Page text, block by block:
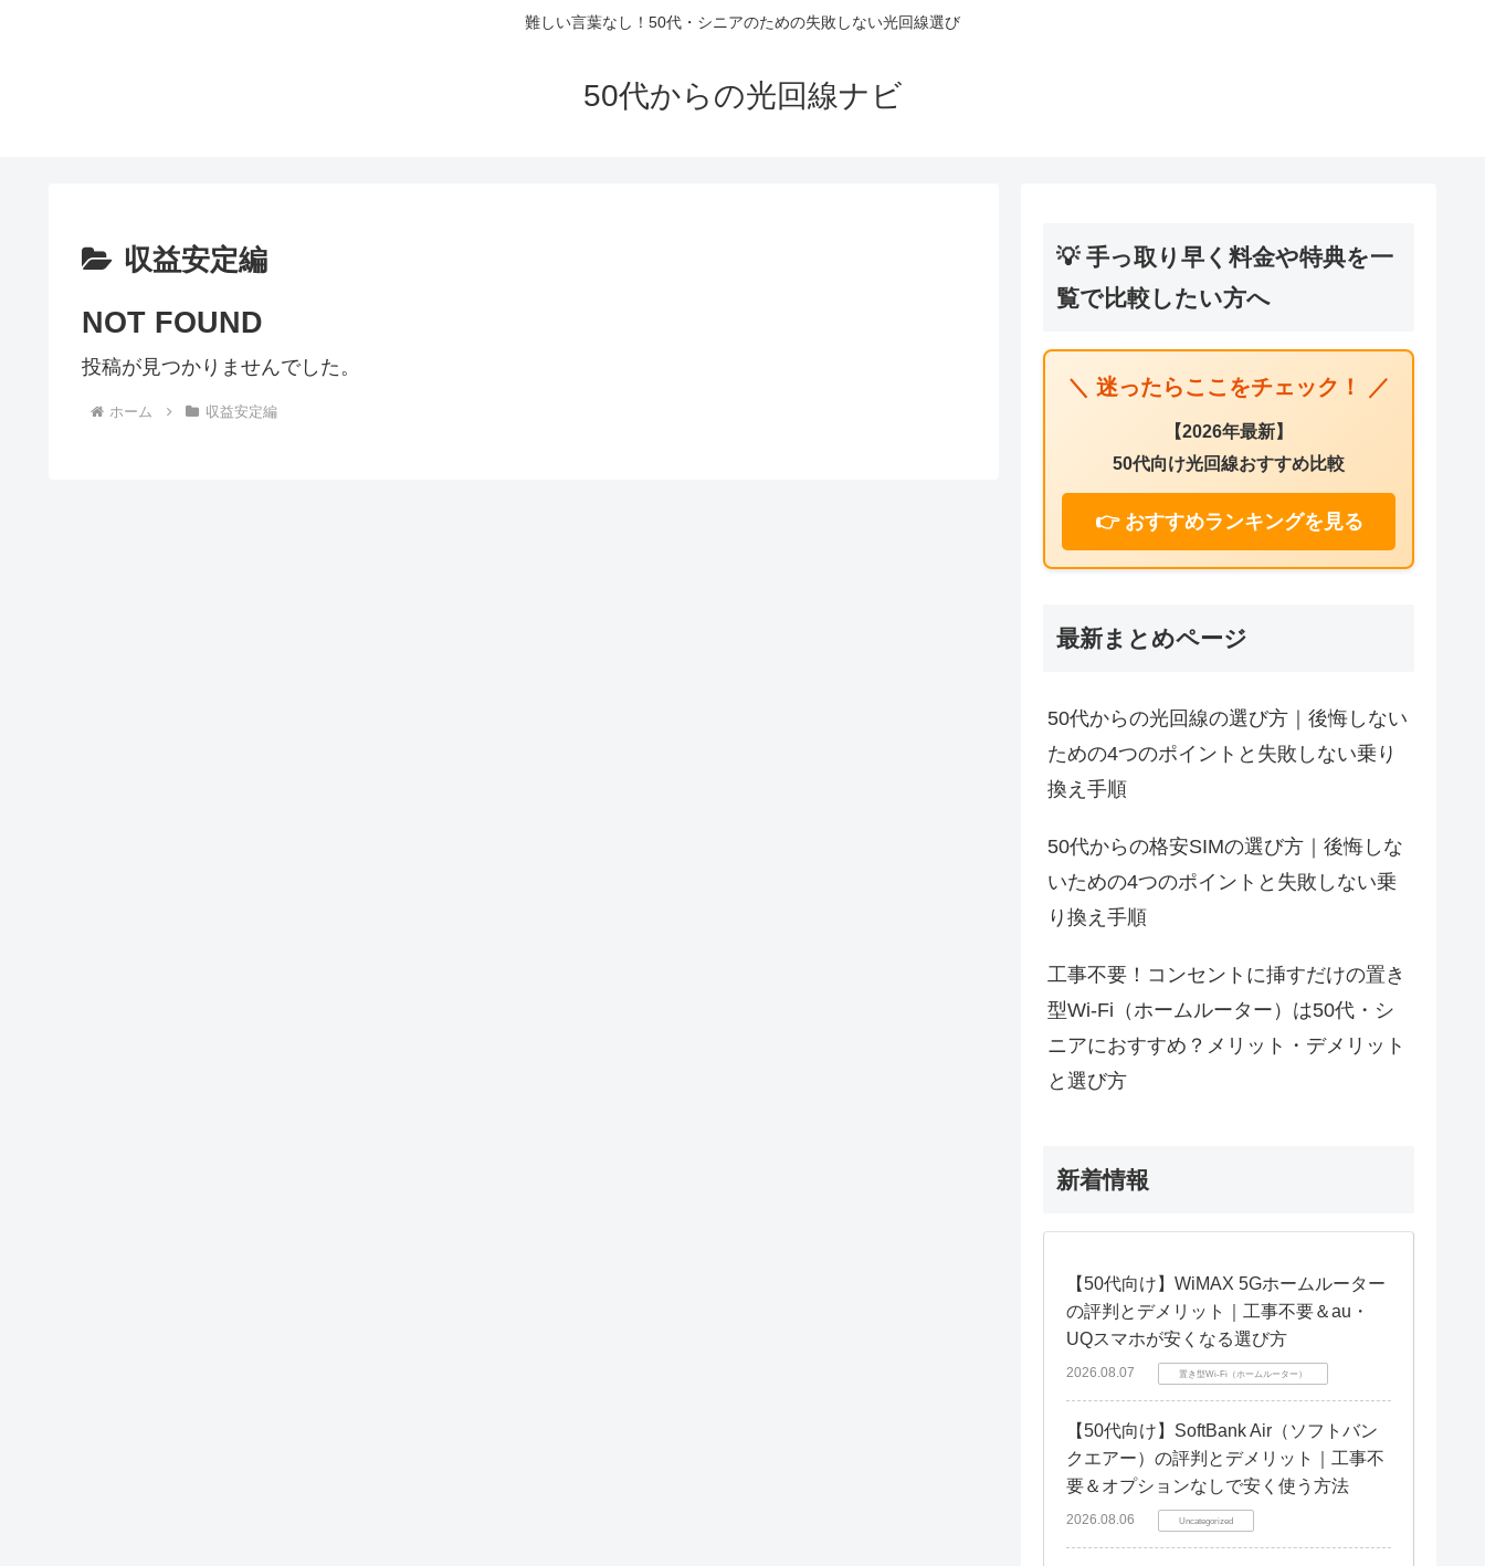
難しい言葉なし！50代・シニアのための失敗しない光回線選び
50代からの光回線ナビ
収益安定編
NOT FOUND
投稿が見つかりませんでした。
ホーム 収益安定編
💡 手っ取り早く料金や特典を一
覧で比較したい方へ
＼ 迷ったらここをチェック！ ／
【2026年最新】
50代向け光回線おすすめ比較
👉 おすすめランキングを見る
最新まとめページ
50代からの光回線の選び方｜後悔しない
ための4つのポイントと失敗しない乗り
換え手順
50代からの格安SIMの選び方｜後悔しな
いための4つのポイントと失敗しない乗
り換え手順
工事不要！コンセントに挿すだけの置き
型Wi-Fi（ホームルーター）は50代・シ
ニアにおすすめ？メリット・デメリット
と選び方
新着情報
【50代向け】WiMAX 5Gホームルーター
の評判とデメリット｜工事不要＆au・
UQスマホが安くなる選び方
2026.08.07 置き型Wi-Fi（ホームルーター）
【50代向け】SoftBank Air（ソフトバン
クエアー）の評判とデメリット｜工事不
要＆オプションなしで安く使う方法
2026.08.06 Uncategorized